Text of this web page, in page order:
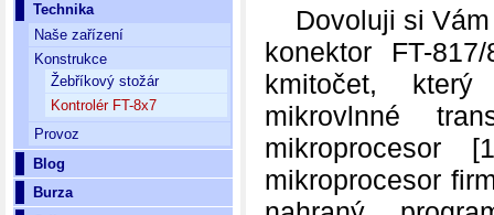
Technika
Naše zařízení
Konstrukce
Žebříkový stožár
Kontrolér FT-8x7
Provoz
Blog
Burza
Dovoluji si Vám
konektor FT-
kmitočet,
mikrovlnné
mikroprocesor